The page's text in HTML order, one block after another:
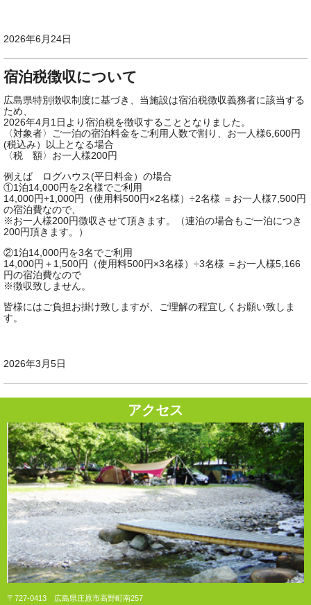
2026年6月24日
宿泊税徴収について
広島県特別徴収制度に基づき、当施設は宿泊税徴収義務者に該当する
ため、
2026年4月1日より宿泊税を徴収することとなりました。
〈対象者〉ご一泊の宿泊料金をご利用人数で割り、お一人様6,600円
(税込み）以上となる場合
〈税 額〉お一人様200円
例えば ログハウス(平日料金）の場合
①1泊14,000円を2名様でご利用
14,000円+1,000円（使用料500円×2名様）÷2名様 ＝お一人様7,500円
の宿泊費なので、
※お一人様200円徴収させて頂きます。（連泊の場合もご一泊につき
200円頂きます。）
②1泊14,000円を3名でご利用
14,000円＋1,500円（使用料500円×3名様）÷3名様 ＝お一人様5,166
円の宿泊費なので
※徴収致しません。
皆様にはご負担お掛け致しますが、ご理解の程宜しくお願い致しま
す。
2026年3月5日
アクセス
〒727-0413 広島県庄原市高野町南257